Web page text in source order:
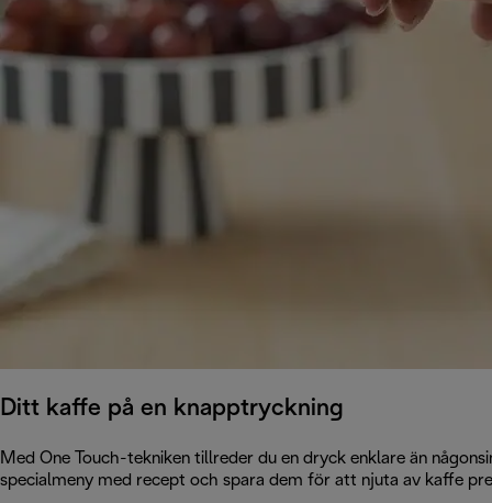
Ditt kaffe på en knapptryckning
Med One Touch-tekniken tillreder du en dryck enklare än
specialmeny med recept och spara dem för att njuta av kaffe